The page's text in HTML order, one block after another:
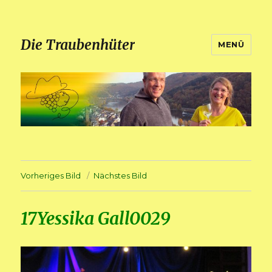
Die Traubenhüter MENÜ
Vorheriges Bild Nächstes Bild
17Yessika Gall0029